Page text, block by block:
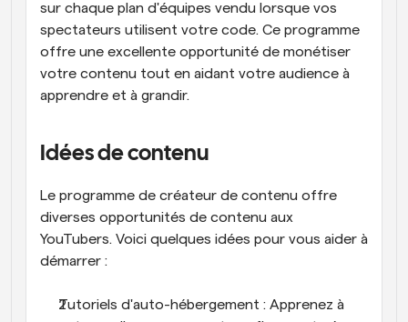
sur chaque plan d'équipes vendu lorsque vos
spectateurs utilisent votre code. Ce programme
offre une excellente opportunité de monétiser
votre contenu tout en aidant votre audience à
apprendre et à grandir.
Idées de contenu
Le programme de créateur de contenu offre
diverses opportunités de contenu aux
YouTubers. Voici quelques idées pour vous aider à
démarrer :
Tutoriels d'auto-hébergement : Apprenez à